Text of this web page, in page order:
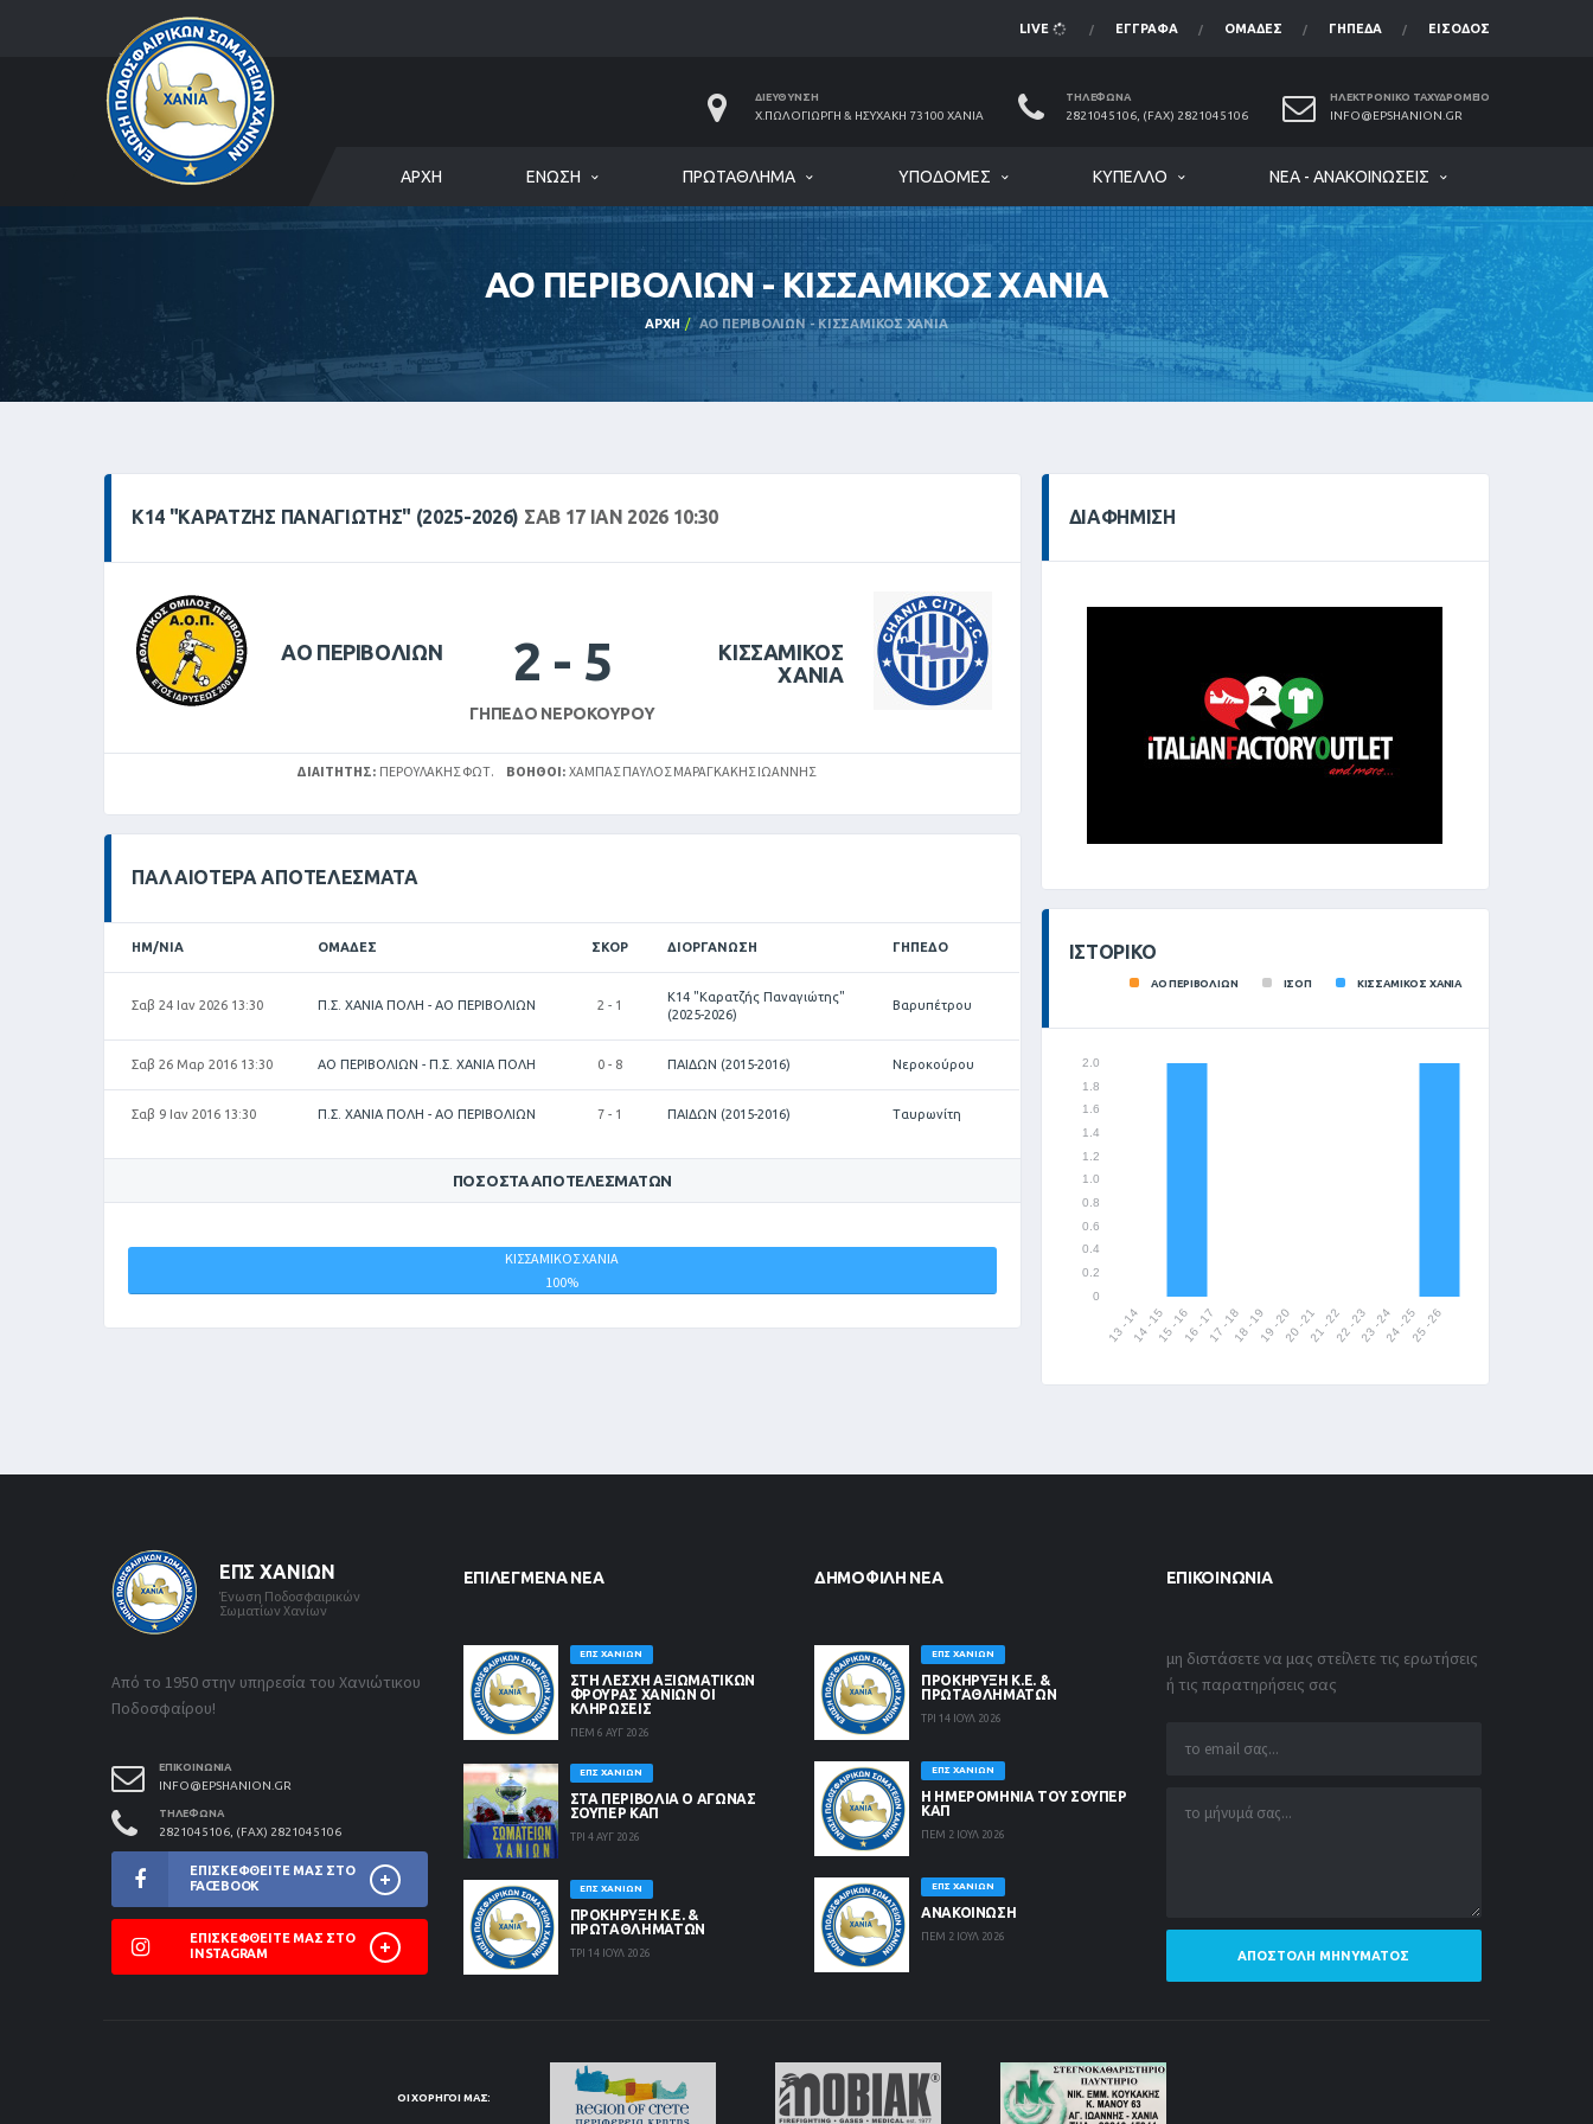
LIVE ΈΓΓΡΑΦΑ ΟΜΆΔΕΣ ΓΉΠΕΔΑ ΕΊΣΟΔΟΣ
ΔΙΕΎΘΥΝΣΗ
Χ.ΠΩΛΟΓΙΏΡΓΗ & ΗΣΥΧΆΚΗ 73100 ΧΑΝΙΆ
ΤΗΛΈΦΩΝΑ
2821045106, (FAX) 2821045106
ΗΛΕΚΤΡΟΝΙΚΌ ΤΑΧΥΔΡΟΜΕΊΟ
INFO@EPSHANION.GR
ΑΡΧΉ ΈΝΩΣΗ ΠΡΩΤΆΘΛΗΜΑ ΥΠΟΔΟΜΈΣ ΚΎΠΕΛΛΟ ΝΈΑ - ΑΝΑΚΟΙΝΏΣΕΙΣ
ΑΟ ΠΕΡΙΒΟΛΙΩΝ - ΚΙΣΣΑΜΙΚΟΣ ΧΑΝΙΑ
ΑΡΧΉ ΑΟ ΠΕΡΙΒΟΛΙΩΝ - ΚΙΣΣΑΜΙΚΟΣ ΧΑΝΙΑ
Κ14 "ΚΑΡΑΤΖΉΣ ΠΑΝΑΓΙΏΤΗΣ" (2025-2026) ΣΑΒ 17 ΙΑΝ 2026 10:30
ΑΟ ΠΕΡΙΒΟΛΙΩΝ 2 - 5
ΓΉΠΕΔΟ ΝΕΡΟΚΟΎΡΟΥ
ΚΙΣΣΑΜΙΚΟΣ
ΧΑΝΙΑ
ΔΙΑΙΤΗΤΉΣ: ΠΕΡΟΥΛΑΚΗΣ ΦΩΤ. ΒΟΗΘΟΊ: ΧΆΜΠΑΣ ΠΑΎΛΟΣ ΜΑΡΑΓΚΆΚΗΣ ΙΩΆΝΝΗΣ
ΠΑΛΑΙΌΤΕΡΑ ΑΠΟΤΕΛΈΣΜΑΤΑ
ΗΜ/ΝΊΑ ΟΜΆΔΕΣ ΣΚΟΡ ΔΙΟΡΓΆΝΩΣΗ ΓΉΠΕΔΟ
Σαβ 24 Ιαν 2026 13:30 Π.Σ. ΧΑΝΙΑ ΠΟΛΗ - ΑΟ ΠΕΡΙΒΟΛΙΩΝ 2 - 1
Κ14 "Καρατζής Παναγιώτης"
(2025-2026)
Βαρυπέτρου
Σαβ 26 Μαρ 2016 13:30 ΑΟ ΠΕΡΙΒΟΛΙΩΝ - Π.Σ. ΧΑΝΙΑ ΠΟΛΗ 0 - 8 ΠΑΙΔΩΝ (2015-2016) Νεροκούρου
Σαβ 9 Ιαν 2016 13:30 Π.Σ. ΧΑΝΙΑ ΠΟΛΗ - ΑΟ ΠΕΡΙΒΟΛΙΩΝ 7 - 1 ΠΑΙΔΩΝ (2015-2016) Ταυρωνίτη
ΠΟΣΟΣΤΆ ΑΠΟΤΕΛΕΣΜΆΤΩΝ
ΚΙΣΣΑΜΙΚΟΣ ΧΑΝΙΑ
100%
ΔΙΑΦΉΜΙΣΗ
ΙΣΤΟΡΙΚΌ
ΑΟ ΠΕΡΙΒΟΛΙΩΝ ΙΣΟΠ ΚΙΣΣΑΜΙΚΟΣ ΧΑΝΙΑ
ΕΠΣ ΧΑΝΊΩΝ
Ένωση Ποδοσφαιρικών
Σωματίων Χανίων
Από το 1950 στην υπηρεσία του Χανιώτικου
Ποδοσφαίρου!
ΕΠΙΚΟΙΝΩΝΊΑ
INFO@EPSHANION.GR
ΤΗΛΈΦΩΝΑ
2821045106, (FAX) 2821045106
ΕΠΙΣΚΕΦΘΕΊΤΕ ΜΑΣ ΣΤΟ
FACEBOOK
ΕΠΙΣΚΕΦΘΕΊΤΕ ΜΑΣ ΣΤΟ
INSTAGRAM
ΕΠΙΛΕΓΜΈΝΑ ΝΈΑ
ΕΠΣ ΧΑΝΊΩΝ
ΣΤΗ ΛΈΣΧΗ ΑΞΙΩΜΑΤΙΚΏΝ
ΦΡΟΥΡΆΣ ΧΑΝΊΩΝ ΟΙ
ΚΛΗΡΏΣΕΙΣ
ΠΕΜ 6 ΑΥΓ 2026
ΕΠΣ ΧΑΝΊΩΝ
ΣΤΑ ΠΕΡΙΒΟΛΙΑ Ο ΑΓΩΝΑΣ
ΣΟΥΠΕΡ ΚΑΠ
ΤΡΙ 4 ΑΥΓ 2026
ΕΠΣ ΧΑΝΊΩΝ
ΠΡΟΚΗΡΥΞΗ Κ.Ε. &
ΠΡΩΤΑΘΛΗΜΑΤΩΝ
ΤΡΙ 14 ΙΟΥΛ 2026
ΔΗΜΟΦΙΛΉ ΝΈΑ
ΕΠΣ ΧΑΝΊΩΝ
ΠΡΟΚΗΡΥΞΗ Κ.Ε. &
ΠΡΩΤΑΘΛΗΜΑΤΩΝ
ΤΡΙ 14 ΙΟΥΛ 2026
ΕΠΣ ΧΑΝΊΩΝ
Η ΗΜΕΡΟΜΗΝΙΑ ΤΟΥ ΣΟΥΠΕΡ
ΚΑΠ
ΠΕΜ 2 ΙΟΥΛ 2026
ΕΠΣ ΧΑΝΊΩΝ
ΑΝΑΚΟΙΝΩΣΗ
ΠΕΜ 2 ΙΟΥΛ 2026
ΕΠΙΚΟΙΝΩΝΊΑ
μη διστάσετε να μας στείλετε τις ερωτήσεις
ή τις παρατηρήσεις σας
ΑΠΟΣΤΟΛΉ ΜΗΝΎΜΑΤΟΣ
ΟΙ ΧΟΡΗΓΟΊ ΜΑΣ: